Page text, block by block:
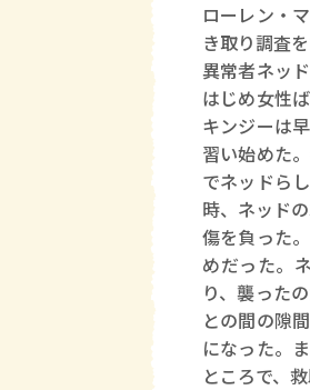
ローレン・
き取り調査
異常者ネッ
はじめ女性
キンジーは
習い始めた
でネッドら
時、ネッド
傷を負った
めだった。
り、襲った
との間の隙
になった。
ところで、